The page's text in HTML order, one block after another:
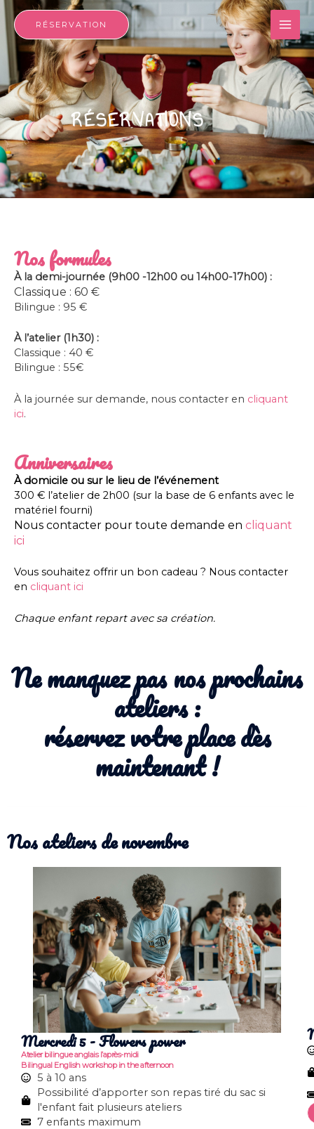
Aller
au
contenu
RÉSERVATION
RÉSERVATIONS
Nos formules
À la demi-journée (9h00 -12h00 ou 14h00-17h00) :
Classique : 60 €
Bilingue : 95 €
À l’atelier (1h30) :
Classique : 40 €
Bilingue : 55€
À la journée sur demande, nous contacter en cliquant
ici.
Anniversaires
À domicile ou sur le lieu de l’événement
300 € l’atelier de 2h00 (sur la base de 6 enfants avec le
matériel fourni)
Nous contacter pour toute demande en cliquant
ici
Vous souhaitez offrir un bon cadeau ? Nous contacter
en cliquant ici
Chaque enfant repart avec sa création.
Ne manquez pas nos prochains
ateliers :
réservez votre place dès
maintenant !
Nos ateliers de novembre
Mercredi 5 - Flowers power
Atelier bilingue anglais l’après-midi
Bilingual English workshop in the afternoon
5 à 10 ans
Possibilité d’apporter son repas tiré du sac si
l'enfant fait plusieurs ateliers
7 enfants maximum